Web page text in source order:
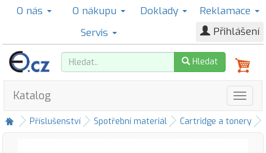
O nás O nákupu Doklady
Reklamace
Servis
Přihlášení
Hledat
Katalog
Příslušenství Spotřební materiál Cartridge a tonery